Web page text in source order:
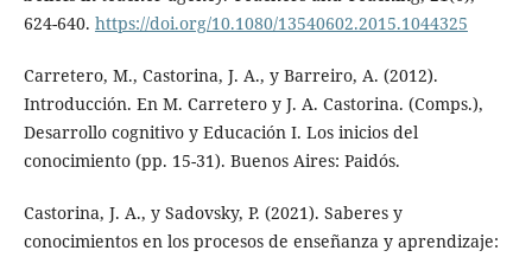
624-640. https://doi.org/10.1080/13540602.2015.1044325
Carretero, M., Castorina, J. A., y Barreiro, A. (2012).
Introducción. En M. Carretero y J. A. Castorina. (Comps.),
Desarrollo cognitivo y Educación I. Los inicios del
conocimiento (pp. 15-31). Buenos Aires: Paidós.
Castorina, J. A., y Sadovsky, P. (2021). Saberes y
conocimientos en los procesos de enseñanza y aprendizaje: